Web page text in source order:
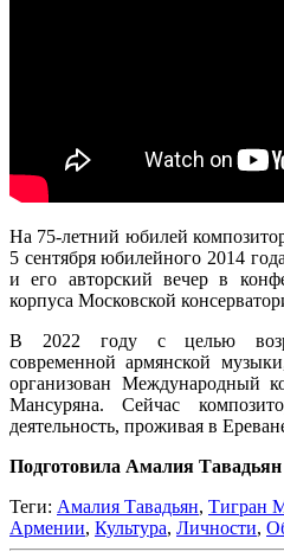
На 75-летний юбилей
5 сентября юбилейного 2014
и его авторский вечер в
корпуса Московской
В 2022 году с целью
современной армянской
организован Международный
Мансуряна. Сейчас
деятельность, проживая в
Подготовила Амалия Тавадьян
Теги: Амалия Тавадьян, Тигран
Армении, Культура, Личности,